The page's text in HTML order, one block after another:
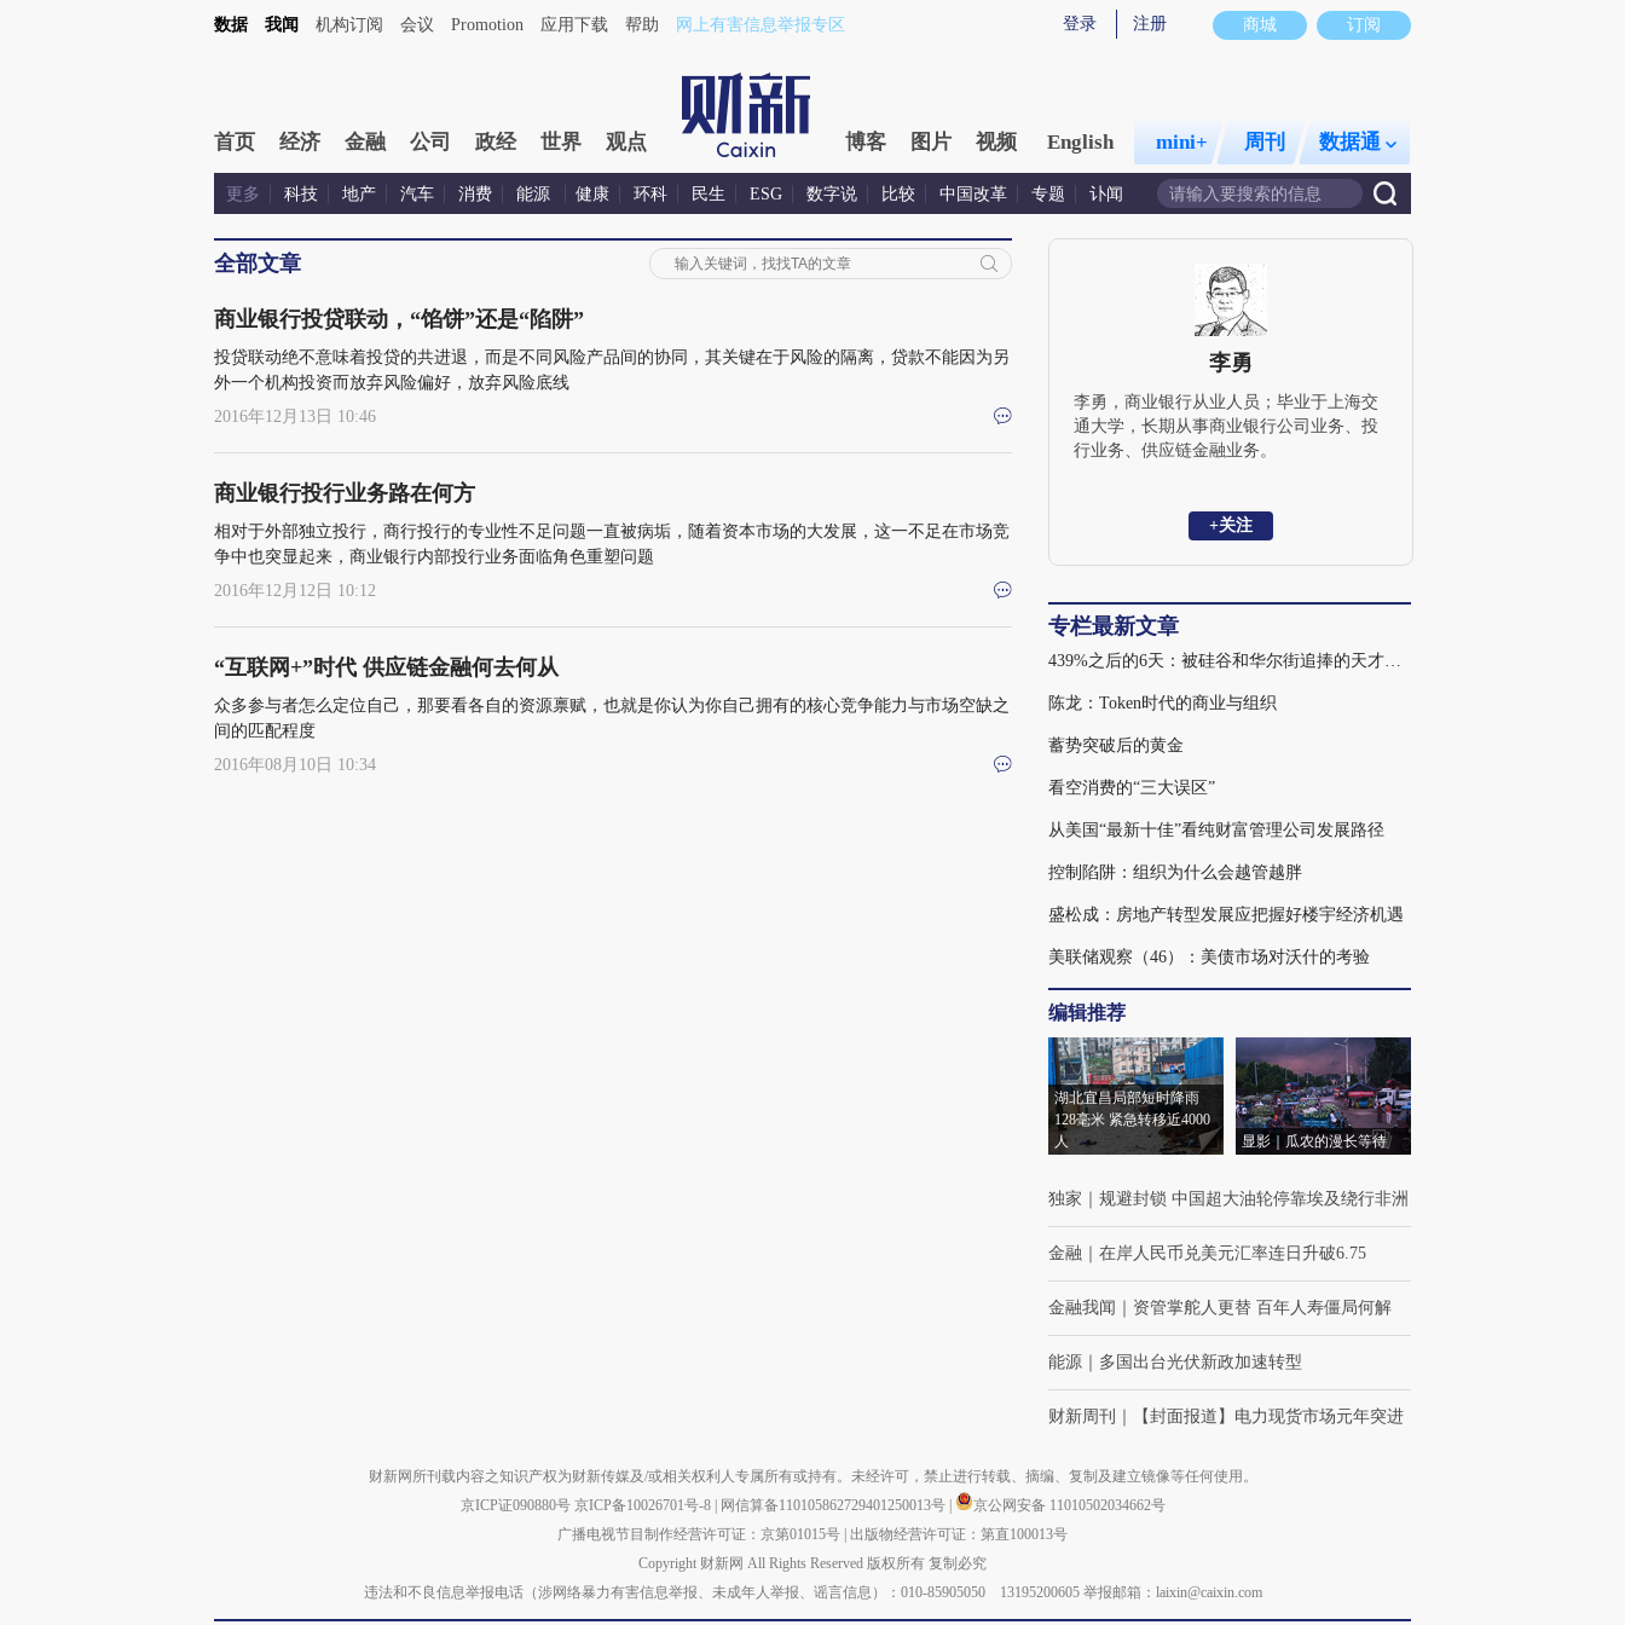
商城 订阅
登录 注册
数据 我闻 机构订阅 会议 Promotion 应用下载 帮助 网上有害信息举报专区
首页 经济 金融 公司 政经 世界 观点 博客 图片 视频 English mini+ 周刊 数据通
更多 科技 地产 汽车 消费 能源 健康 环科 民生 ESG 数字说 比较 中国改革 专题 讣闻
全部文章
商业银行投贷联动，“馅饼”还是“陷阱”
投贷联动绝不意味着投贷的共进退，而是不同风险产品间的协同，其关键在于风险的隔离，贷款不能因为另
外一个机构投资而放弃风险偏好，放弃风险底线
2016年12月13日 10:46
商业银行投行业务路在何方
相对于外部独立投行，商行投行的专业性不足问题一直被病垢，随着资本市场的大发展，这一不足在市场竞
争中也突显起来，商业银行内部投行业务面临角色重塑问题
2016年12月12日 10:12
“互联网+”时代 供应链金融何去何从
众多参与者怎么定位自己，那要看各自的资源禀赋，也就是你认为你自己拥有的核心竞争能力与市场空缺之
间的匹配程度
2016年08月10日 10:34
李勇
李勇，商业银行从业人员；毕业于上海交
通大学，长期从事商业银行公司业务、投
行业务、供应链金融业务。
+关注
专栏最新文章
439%之后的6天：被硅谷和华尔街追捧的天才，为何走入杠杆误区
陈龙：Token时代的商业与组织
蓄势突破后的黄金
看空消费的“三大误区”
从美国“最新十佳”看纯财富管理公司发展路径
控制陷阱：组织为什么会越管越胖
盛松成：房地产转型发展应把握好楼宇经济机遇
美联储观察（46）：美债市场对沃什的考验
编辑推荐
湖北宜昌局部短时降雨
128毫米 紧急转移近4000
人
显影｜瓜农的漫长等待
独家 规避封锁 中国超大油轮停靠埃及绕行非洲
金融 在岸人民币兑美元汇率连日升破6.75
金融我闻 资管掌舵人更替 百年人寿僵局何解
能源 多国出台光伏新政加速转型
财新周刊 【封面报道】电力现货市场元年突进
财新网所刊载内容之知识产权为财新传媒及/或相关权利人专属所有或持有。未经许可，禁止进行转载、摘编、复制及建立镜像等任何使用。
京ICP证090880号 京ICP备10026701号-8 网信算备110105862729401250013号
京公网安备 11010502034662号
广播电视节目制作经营许可证：京第01015号 出版物经营许可证：第直100013号
Copyright 财新网 All Rights Reserved 版权所有 复制必究
违法和不良信息举报电话（涉网络暴力有害信息举报、未成年人举报、谣言信息）：010-85905050 13195200605 举报邮箱：laixin@caixin.com